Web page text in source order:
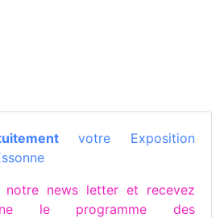
votre Exposition
notre news letter et recevez
le programme des